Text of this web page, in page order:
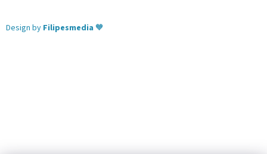
Design by Filipesmedia 🧡